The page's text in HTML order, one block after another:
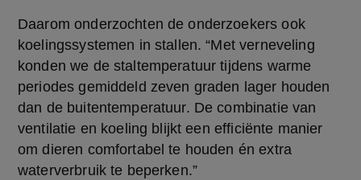
Daarom onderzochten de onderzoekers ook
koelingssystemen in stallen. “Met verneveling
konden we de staltemperatuur tijdens warme
periodes gemiddeld zeven graden lager houden
dan de buitentemperatuur. De combinatie van
ventilatie en koeling blijkt een efficiënte manier
om dieren comfortabel te houden én extra
waterverbruik te beperken.”